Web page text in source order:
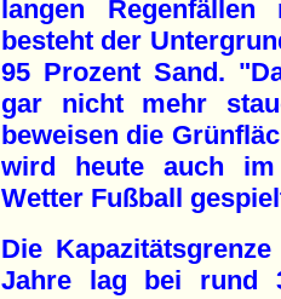
langen
besteht der
95 Prozent Sand.
gar nicht mehr
beweisen die
wird heute auch
Wetter Fußball
Die
Jahre lag bei rund